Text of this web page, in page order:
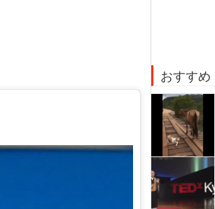
おすすめ